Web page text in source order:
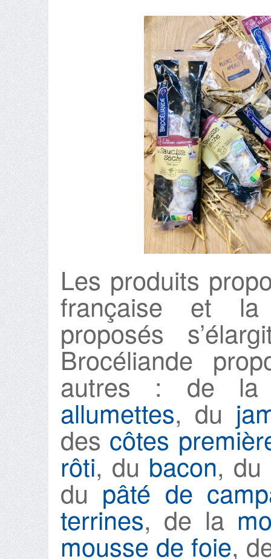
Les produits
française et
proposés
Brocéliande
autres : de
allumettes, du
des côtes
rôti, du bacon, du
dupâté de
terrines, de la
mousse de foie,